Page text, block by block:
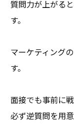
質問力が上がる
す。
マーケティング
す。
面接でも事前に
必ず逆質問を用